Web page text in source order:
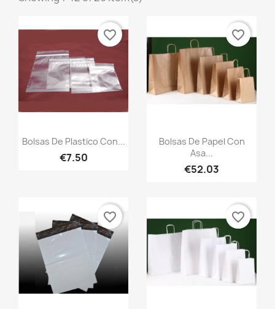
Quick view
Bolsas De Plastico Con...
€7.50
favorite_border
Quick view
Bolsas De Papel Con
Asa...
€52.03
favorite_border
favorite_border favorite_border